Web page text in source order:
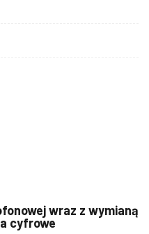
wraz z wymianą
cyfrowe